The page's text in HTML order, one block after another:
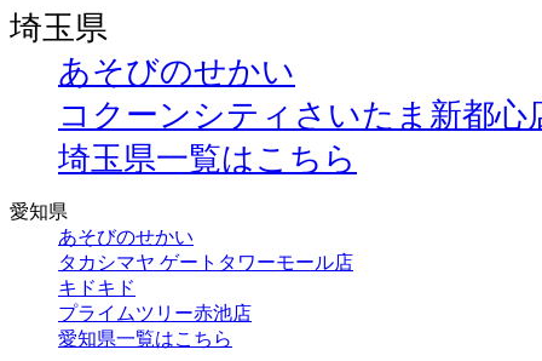
埼玉県
あそびのせかい
コクーンシティさいたま新都心
埼玉県一覧はこちら
愛知県
あそびのせかい
タカシマヤ ゲートタワーモール店
キドキド
プライムツリー赤池店
愛知県一覧はこちら